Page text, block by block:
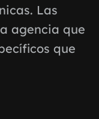
Las
agencia que
que